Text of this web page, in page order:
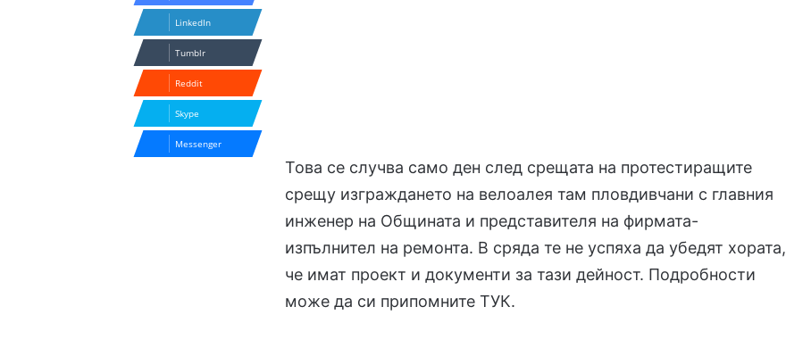
Това се случва само ден след срещата на протестиращите
срещу изграждането на велоалея там пловдивчани с главния
инженер на Общината и представителя на фирмата-
изпълнител на ремонта. В сряда те не успяха да убедят хората,
че имат проект и документи за тази дейност. Подробности
може да си припомните ТУК.
LinkedIn
Tumblr
Reddit
Skype
Messenger